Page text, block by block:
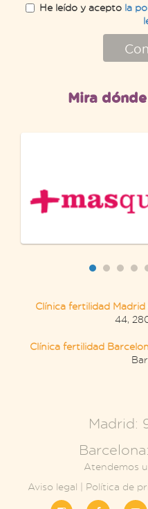
He leído y acepto la
Mira
Clínica fertilidad Madrid
44,
Clínica fertilidad
Madrid:
Atendemos
Aviso legal | Política de